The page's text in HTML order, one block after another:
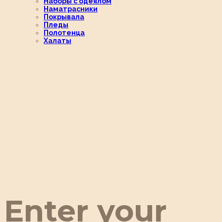
Наматрасники
Покрывала
Пледы
Полотенца
Халаты
Enter your